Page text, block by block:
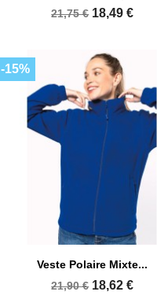
21,75 € 18,49 €
Aperçu rapide
Veste Polaire Mixte...
21,90 € 18,62 €
-15%